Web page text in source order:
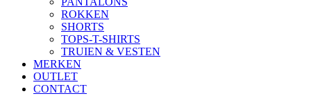
ROKKEN
SHORTS
TOPS-T-SHIRTS
TRUIEN & VESTEN
MERKEN
OUTLET
CONTACT